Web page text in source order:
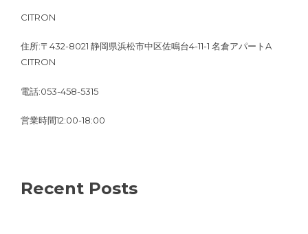
CITRON
住所:〒432-8021 静岡県浜松市中区佐鳴台4-11-1 名倉アパートA
CITRON
電話:053-458-5315
営業時間12:00-18:00
Recent Posts